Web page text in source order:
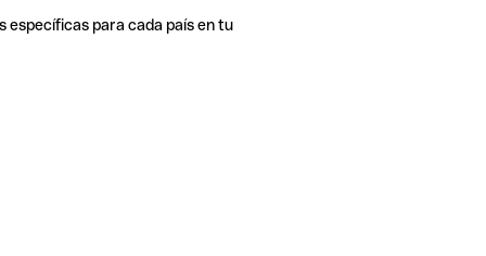
específicas para cada país en tu